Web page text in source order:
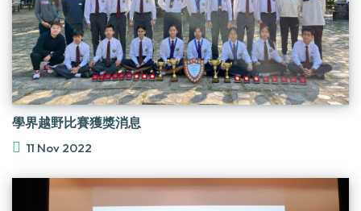
學界越野比賽獲獎消息
11 Nov 2022